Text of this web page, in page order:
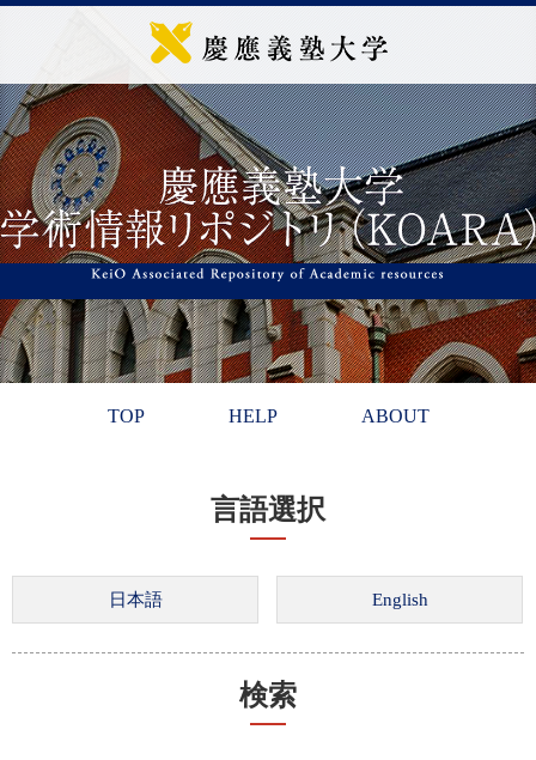
TOP HELP ABOUT
言語選択
検索